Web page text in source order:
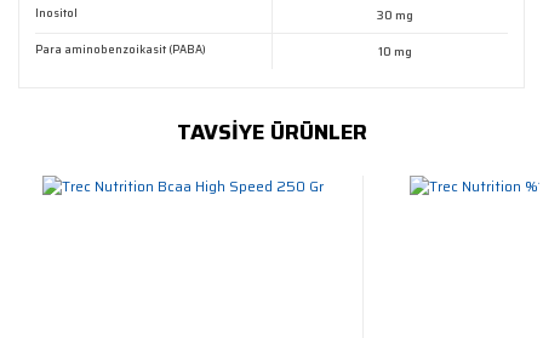
Inositol 30 mg
Para aminobenzoikasit (PABA) 10 mg
TAVSİYE ÜRÜNLER